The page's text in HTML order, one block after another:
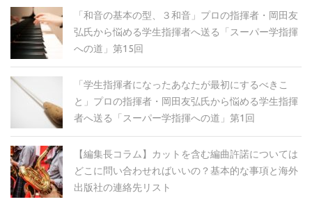
「和音の基本の型、３和音」プロの指揮者・岡田友
弘氏から悩める学生指揮者へ送る「スーパー学指揮
への道」第15回
「学生指揮者になったあなたが最初にするべきこ
と」プロの指揮者・岡田友弘氏から悩める学生指揮
者へ送る「スーパー学指揮への道」第1回
【編集長コラム】カットを含む編曲許諾については
どこに問い合わせればいいの？基本的な事項と海外
出版社の連絡先リスト